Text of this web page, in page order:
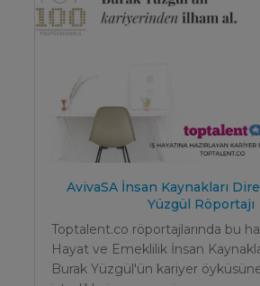
AvivaSA İnsan Kaynakları
Yüzgül Röportajı
Toptalent.co röportajlarında bu
Hayat ve Emeklilik İnsan
Burak Yüzgül'ün kariyer